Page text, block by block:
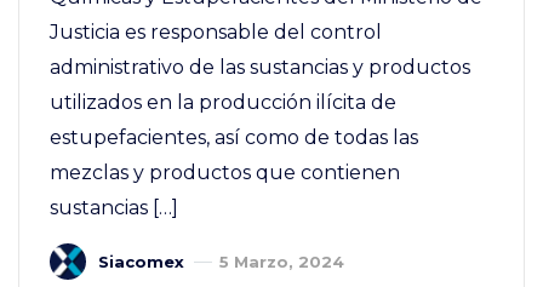
Justicia es responsable del control
administrativo de las sustancias y productos
utilizados en la producción ilícita de
estupefacientes, así como de todas las
mezclas y productos que contienen
sustancias […]
Siacomex 5 Marzo, 2024